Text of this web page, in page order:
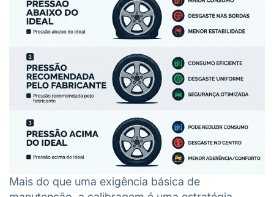
Mais do que uma exigência básica de